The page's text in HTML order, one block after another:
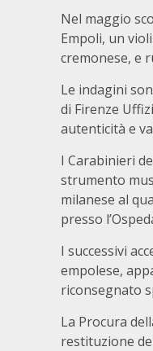
Nel maggio
Empoli, un
cremonese, e
Le indagini
di Firenze
autenticità e
I Carabinieri
strumento
milanese al
presso
I successivi
empolese,
riconsegnato
La Procura
restituzione